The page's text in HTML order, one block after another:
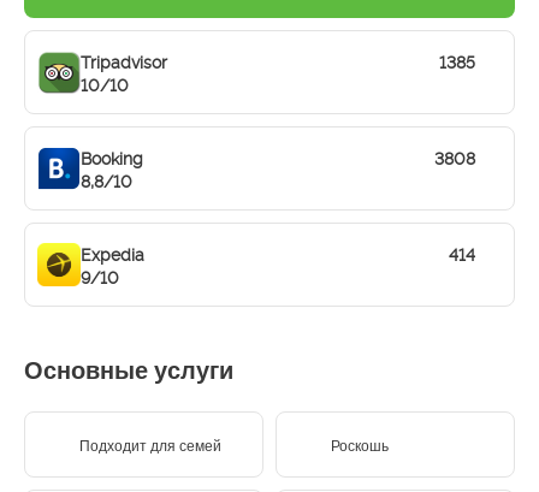
Tripadvisor
10/10
1385
Booking
8,8/10
3808
Expedia
9/10
414
Основные услуги
Подходит для семей Роскошь